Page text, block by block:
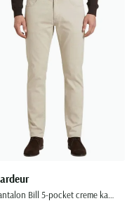
favorieten
Pantalon Bill 5-pocket creme katoen effen